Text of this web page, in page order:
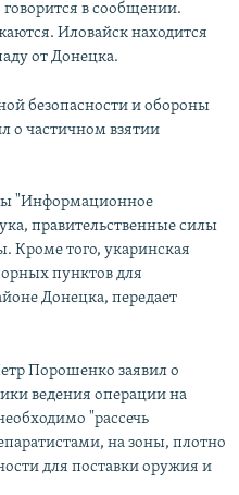
говорится в сообщении.
Иловайск находится
от Донецка.
безопасности и обороны
о частичном взятии
"Информационное
правительственные силы
Кроме того, укаринская
пунктов для
Донецка, передает
Порошенко заявил о
ведения операции на
"рассечь
на зоны, плотно
для поставки оружия и